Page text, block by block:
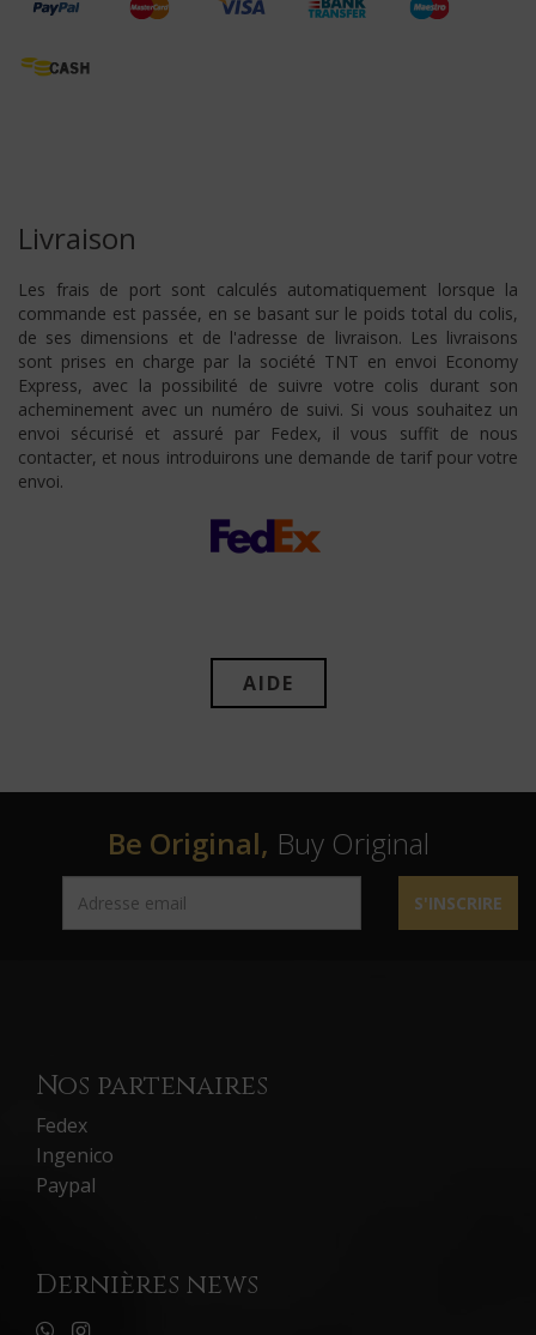
Livraison
Les frais de port sont calculés automatiquement lorsque la
commande est passée, en se basant sur le poids total du colis,
de ses dimensions et de l'adresse de livraison. Les livraisons
sont prises en charge par la société TNT en envoi Economy
Express, avec la possibilité de suivre votre colis durant son
acheminement avec un numéro de suivi. Si vous souhaitez un
envoi sécurisé et assuré par Fedex, il vous suffit de nous
contacter, et nous introduirons une demande de tarif pour votre
envoi.
AIDE
Be Original, Buy Original
S'INSCRIRE
Nos partenaires
Fedex
Ingenico
Paypal
Dernières news